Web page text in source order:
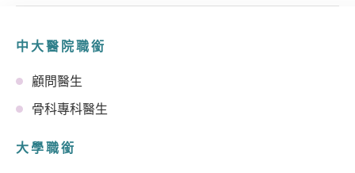
中大醫院職銜
顧問醫生
骨科專科醫生
大學職銜